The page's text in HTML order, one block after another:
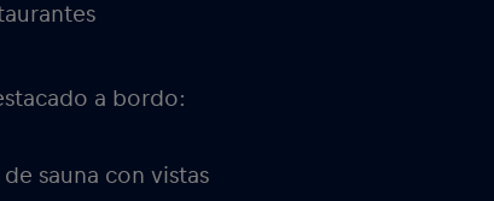
a bordo:
de sauna con vistas